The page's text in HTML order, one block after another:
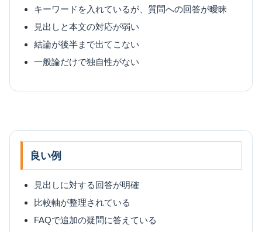
キーワードを入れているが、質問への回答が曖昧
見出しと本文の対応が弱い
結論が後半まで出てこない
一般論だけで独自性がない
良い例
見出しに対する回答が明確
比較軸が整理されている
FAQで追加の疑問に答えている